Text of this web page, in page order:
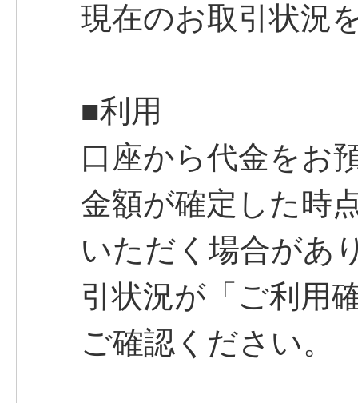
現在のお取引状況
■利用
口座から代金をお
金額が確定した時
いただく場合があ
引状況が「ご利用
ご確認ください。